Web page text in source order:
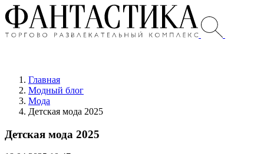
Главная
Модный блог
Мода
Детская мода 2025
Детская мода 2025